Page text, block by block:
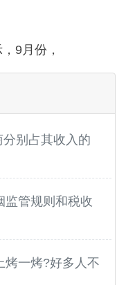
9月份，
别占其收入的
监管规则和税收
烤一烤?好多人不